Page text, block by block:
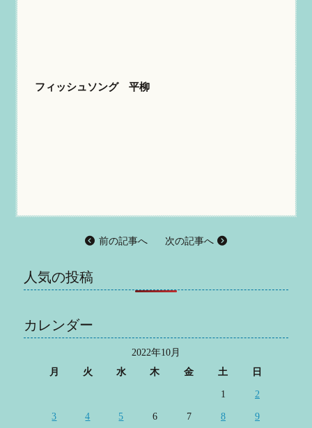
フィッシュソング 平柳
前の記事へ 次の記事へ
人気の投稿
カレンダー
2022年10月
月
火 水 木 金 土 日
1 2
3 4 5 6 7 8 9